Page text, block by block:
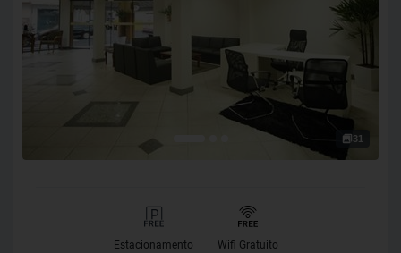
31
Estacionamento
Wifi Gratuito